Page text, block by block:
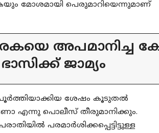
മോശമായി പെരുമാറിയെന്നുമാണ്
അപമാനിച്ച
ജാമ്യം
ശേഷം കൂടുതൽ
എന്നു പൊലീസ് തീരുമാനിക്കും.
പരമാർശിക്കപ്പെട്ടിട്ടുള്ള